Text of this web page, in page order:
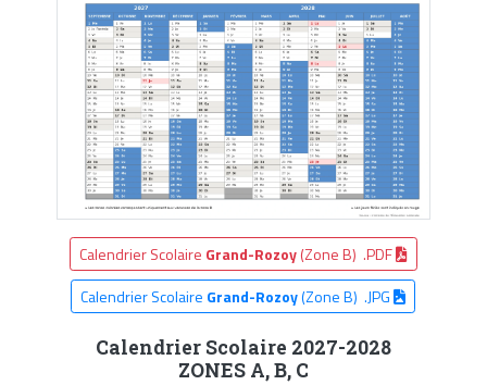
Calendrier Scolaire Grand-Rozoy(Zone B) .PDF
Calendrier Scolaire Grand-Rozoy(Zone B) .JPG
Calendrier Scolaire 2027-2028
ZONES A, B, C